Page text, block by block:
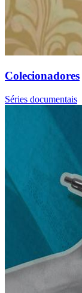
Colecionadores
Séries documentais